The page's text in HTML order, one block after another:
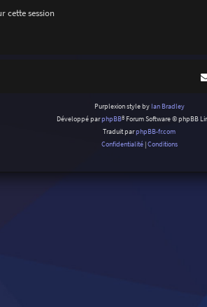
cette session
Purplexion style by Ian Bradley
Développé parphpBB® Forum Software © phpBB
Traduit parphpBB-fr.com
Confidentialité|Conditions